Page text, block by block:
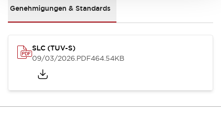
Genehmigungen & Standards
SLC (TUV-S)
09/03/2026.PDF464.54KB